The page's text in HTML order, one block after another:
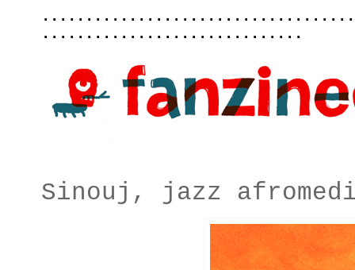
..............................
Sinouj, jazz